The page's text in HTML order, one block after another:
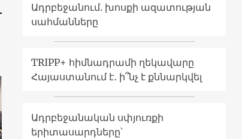
Ադրբեջանում. խոսքի ազատության
սահմանները
TRIPP+ հիմնադրամի ղեկավարը
Հայաստանում է․ ի՞նչ է քննարկվել
Ադրբեջանական սփյուռքի
երիտասարդները՝